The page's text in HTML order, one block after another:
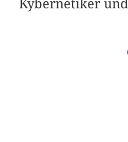
Kybernetiker